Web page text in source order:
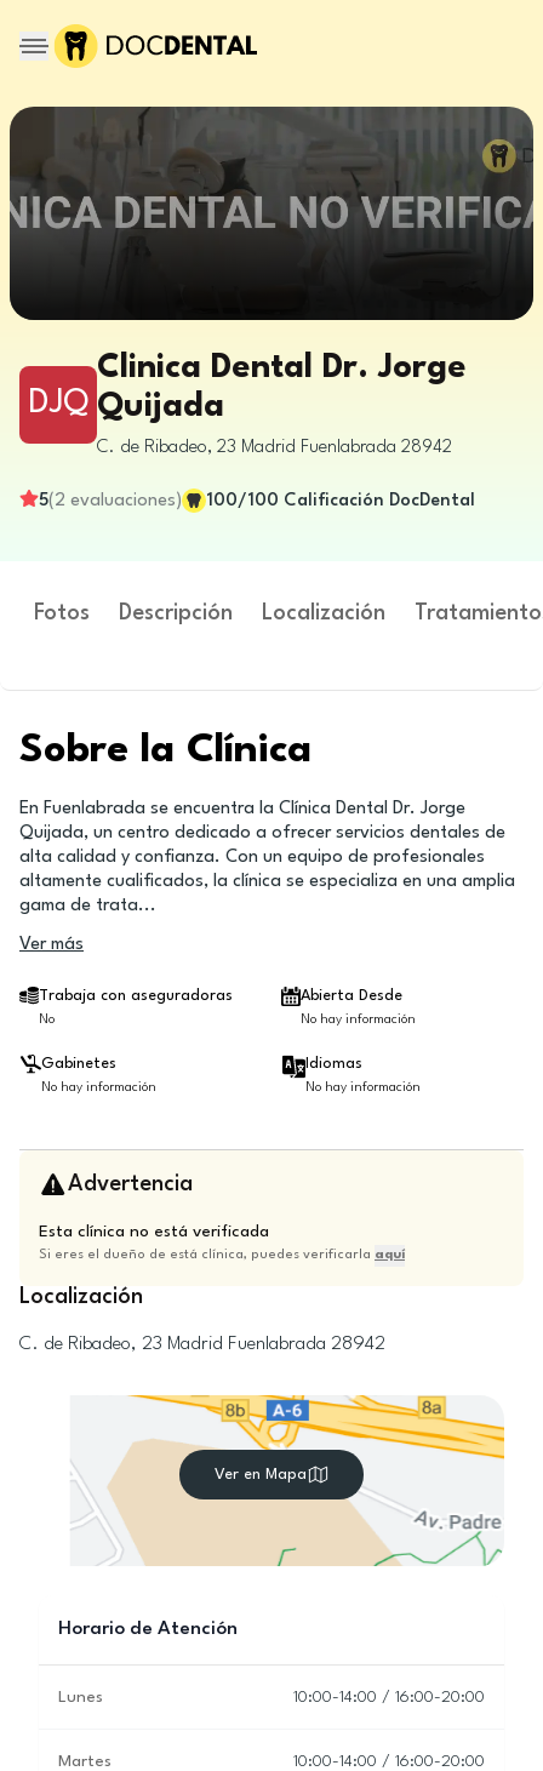
DJQ
Clinica Dental Dr. Jorge
Quijada
C. de Ribadeo, 23 Madrid Fuenlabrada 28942
5( 2 evaluaciones) 100/100 Calificación DocDental
Fotos Descripción Localización
Sobre la Clínica
En Fuenlabrada se encuentra la Clínica Dental Dr. Jorge
Quijada, un centro dedicado a ofrecer servicios dentales de
alta calidad y confianza. Con un equipo de profesionales
altamente cualificados, la clínica se especializa en una amplia
gama de trata...
Ver más
Trabaja con aseguradoras
No
Abierta Desde
No hay información
Gabinetes
No hay información
Idiomas
No hay información
Advertencia
Esta clínica no está verificada
Si eres el dueño de está clínica, puedes verificarla aquí
Localización
C. de Ribadeo, 23 Madrid Fuenlabrada 28942
Ver en Mapa
Horario de Atención
Lunes 10:00-14:00 / 16:00-20:00
Martes 10:00-14:00 / 16:00-20:00